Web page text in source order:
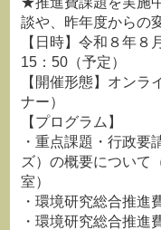
談や、昨年度からの
【日時】令和８年８
15：50（予定）
【開催形態】オンラ
ナー）
【プログラム】
・重点課題・行政要
ズ）の概要について
室）
・環境研究総合推進
・環境研究総合推進